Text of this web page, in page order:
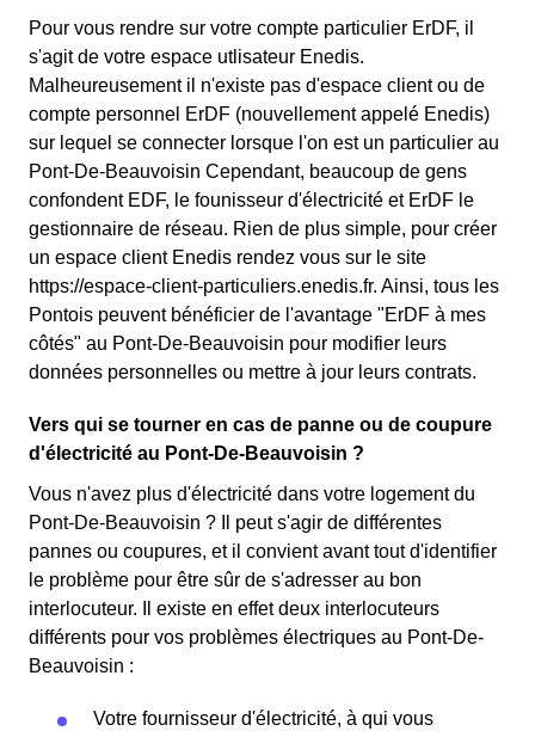
Pour vous rendre sur votre compte particulier ErDF, il
s'agit de votre espace utlisateur Enedis.
Malheureusement il n'existe pas d'espace client ou de
compte personnel ErDF (nouvellement appelé Enedis)
sur lequel se connecter lorsque l'on est un particulier au
Pont-De-Beauvoisin Cependant, beaucoup de gens
confondent EDF, le founisseur d'électricité et ErDF le
gestionnaire de réseau. Rien de plus simple, pour créer
un espace client Enedis rendez vous sur le site
https://espace-client-particuliers.enedis.fr. Ainsi, tous les
Pontois peuvent bénéficier de l'avantage "ErDF à mes
côtés" au Pont-De-Beauvoisin pour modifier leurs
données personnelles ou mettre à jour leurs contrats.
Vers qui se tourner en cas de panne ou de coupure
d'électricité au Pont-De-Beauvoisin ?
Vous n'avez plus d'électricité dans votre logement du
Pont-De-Beauvoisin ? Il peut s'agir de différentes
pannes ou coupures, et il convient avant tout d'identifier
le problème pour être sûr de s'adresser au bon
interlocuteur. Il existe en effet deux interlocuteurs
différents pour vos problèmes électriques au Pont-De-
Beauvoisin :
Votre fournisseur d'électricité, à qui vous